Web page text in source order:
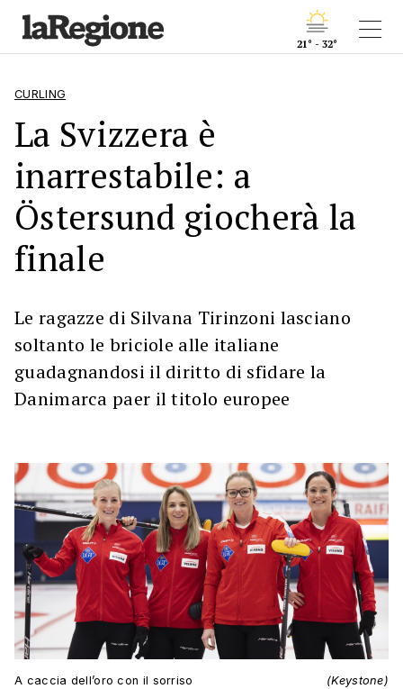
21° - 32°
CURLING
La Svizzera è
inarrestabile: a
Östersund giocherà la
finale
Le ragazze di Silvana Tirinzoni lasciano
soltanto le briciole alle italiane
guadagnandosi il diritto di sfidare la
Danimarca paer il titolo europee
A caccia dell’oro con il sorriso (Keystone)